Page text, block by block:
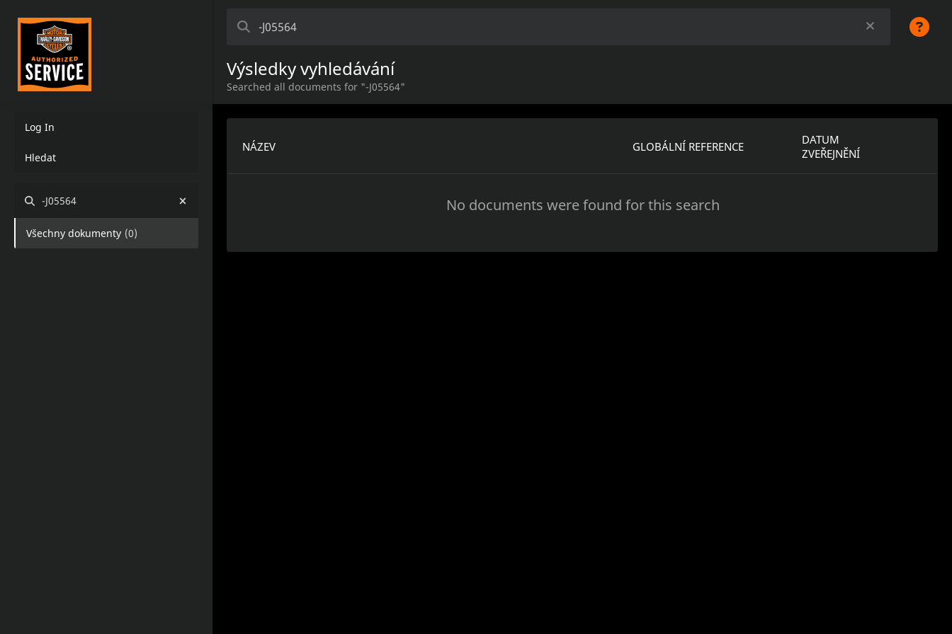
Log In
Hledat
-J05564
Všechny dokumenty (0)
Výsledky vyhledávání
Searched all documents for "-J05564"
NÁZEV GLOBÁLNÍ REFERENCE
DATUM
ZVEŘEJNĚNÍ
No documents were found for this search